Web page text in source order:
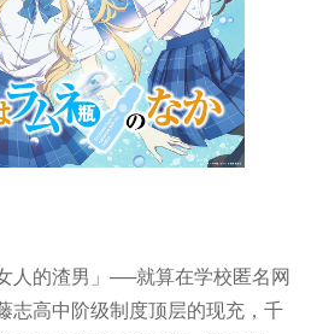
人的渣男」──就算在学校匿名网
志高中阶级制度顶层的现充，千